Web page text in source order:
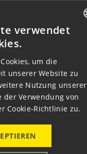
Delivery 2–4
GERMAN
verwendet
um die
unserer Website zu
Nutzung unserer
der Verwendung von
Cookie-Richtlinie zu.